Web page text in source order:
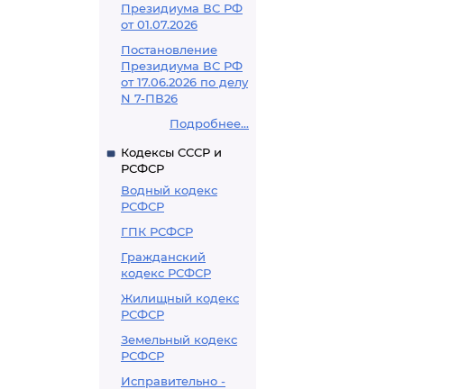
Президиума ВС РФ
от 01.07.2026
Постановление
Президиума ВС РФ
от 17.06.2026 по делу
N 7-ПВ26
Подробнее...
Кодексы СССР и
РСФСР
Водный кодекс
РСФСР
ГПК РСФСР
Гражданский
кодекс РСФСР
Жилищный кодекс
РСФСР
Земельный кодекс
РСФСР
Исправительно -